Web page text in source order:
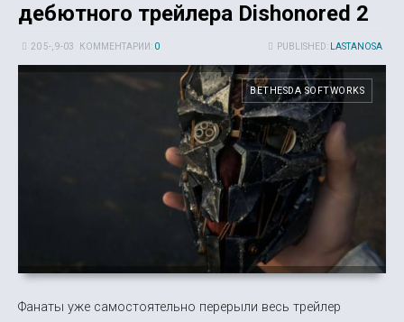
дебютного трейлера Dishonored 2
PUBLISHED: LASTANOSA
20 5-, 9-03 КОММЕНТАРИИ: 0
BETHESDA SOFTWORKS
Фанаты уже самостоятельно перерыли весь трейлер